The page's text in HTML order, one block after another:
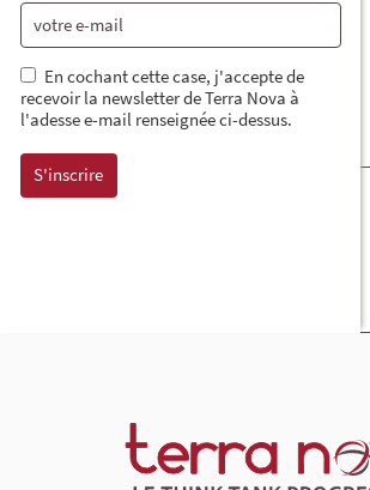
En cochant cette case, j'accepte de
recevoir la newsletter de Terra Nova à
l'adesse e-mail renseignée ci-dessus.